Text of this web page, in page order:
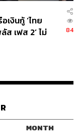
าดการรายงาน
ห้ไทยสามารถ
ทะเลและสิ่ง
งานอยู่แล้วได้เลย
งินกู้ ‘ไทย
ส เฟส 2’ ไม่
84
MONTH